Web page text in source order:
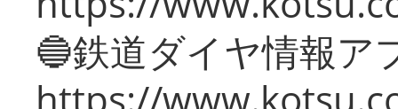
🔵鉄道ダイヤ情報ア